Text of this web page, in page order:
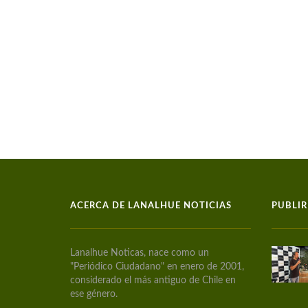
ACERCA DE LANALHUE NOTICIAS
Lanalhue Noticas, nace como un
"Periódico Ciudadano" en enero de 2001,
considerado el más antiguo de Chile en
ese género.